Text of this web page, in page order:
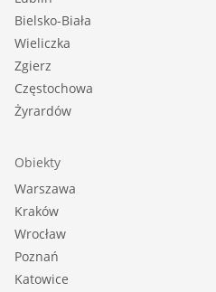
Bielsko-Biała
Wieliczka
Zgierz
Częstochowa
Żyrardów
Obiekty
Warszawa
Kraków
Wrocław
Poznań
Katowice